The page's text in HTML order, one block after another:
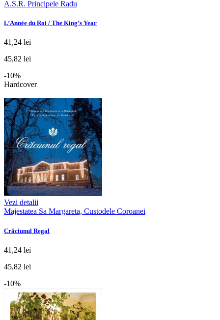
A.S.R. Principele Radu
L’Année du Roi / The King’s Year
41,24 lei
45,82 lei
-10%
Hardcover
Vezi detalii
Majestatea Sa Margareta, Custodele Coroanei
Crăciunul Regal
41,24 lei
45,82 lei
-10%